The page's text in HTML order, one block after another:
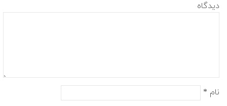
دیدگاه
نام *